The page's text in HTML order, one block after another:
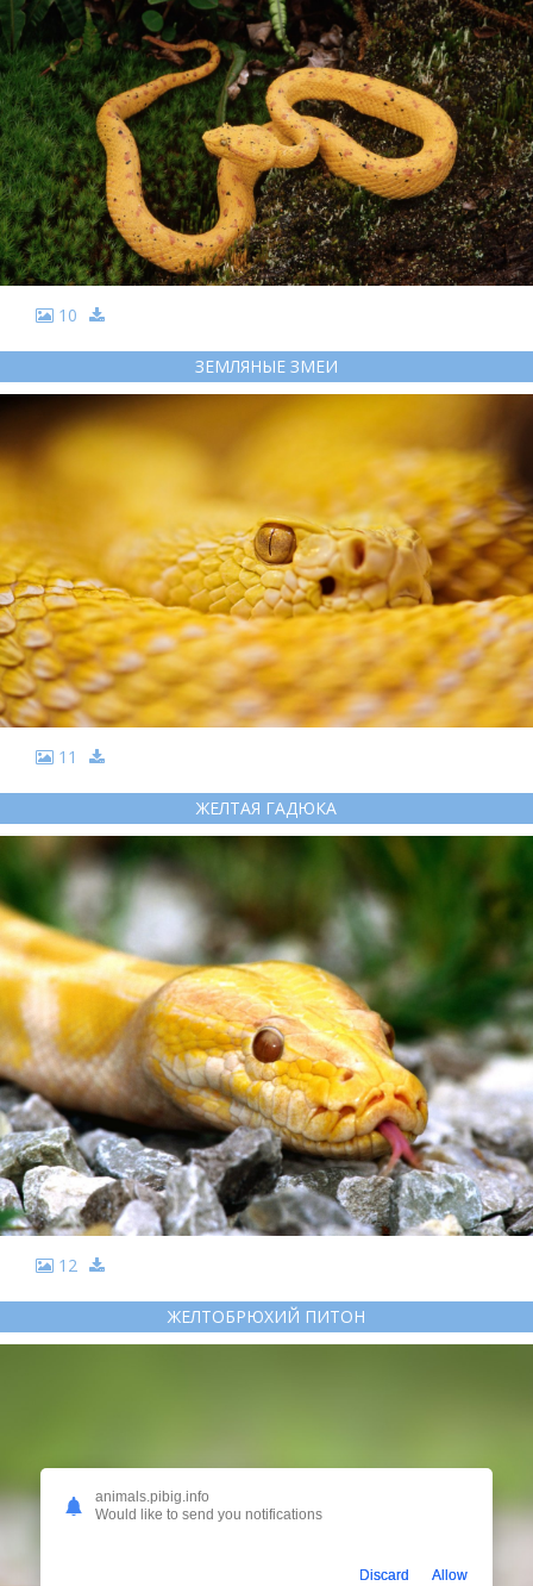
10
ЗЕМЛЯНЫЕ ЗМЕИ
11
ЖЕЛТАЯ ГАДЮКА
12
ЖЕЛТОБРЮХИЙ ПИТОН
animals.pibig.info
Would like to send you notifications
Discard Allow